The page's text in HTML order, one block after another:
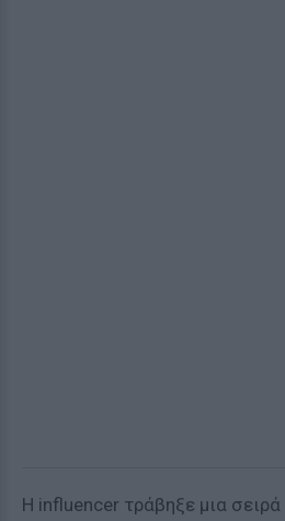
Η influencer τράβηξε μια